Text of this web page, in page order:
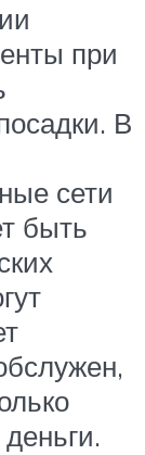
при
В
сети
быть